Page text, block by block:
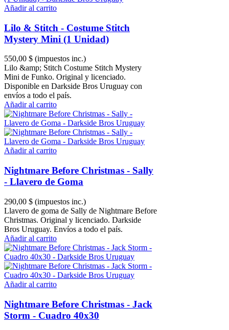
Añadir al carrito
Lilo & Stitch - Costume Stitch
Mystery Mini (1 Unidad)
550,00 $ (impuestos inc.)
Lilo &amp; Stitch Costume Stitch Mystery
Mini de Funko. Original y licenciado.
Disponible en Darkside Bros Uruguay con
envíos a todo el país.
Añadir al carrito
Añadir al carrito
Nightmare Before Christmas - Sally
- Llavero de Goma
290,00 $ (impuestos inc.)
Llavero de goma de Sally de Nightmare Before
Christmas. Original y licenciado. Darkside
Bros Uruguay. Envíos a todo el país.
Añadir al carrito
Añadir al carrito
Nightmare Before Christmas - Jack
Storm - Cuadro 40x30